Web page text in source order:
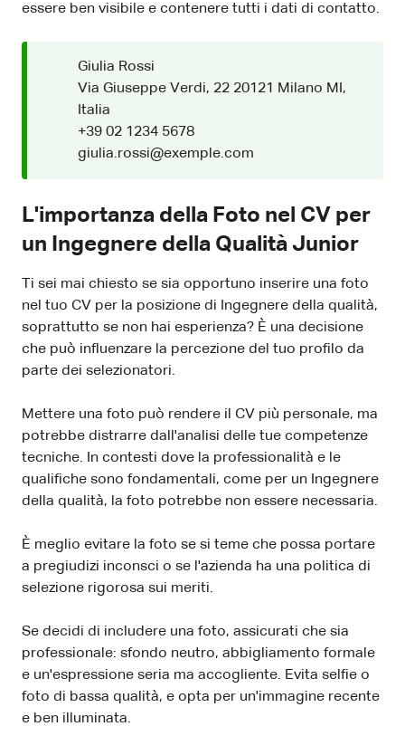
essere ben visibile e contenere tutti i dati di contatto.
Giulia Rossi
Via Giuseppe Verdi, 22 20121 Milano MI,
Italia
+39 02 1234 5678
giulia.rossi@exemple.com
L'importanza della Foto nel CV per
un Ingegnere della Qualità Junior
Ti sei mai chiesto se sia opportuno inserire una foto
nel tuo CV per la posizione di Ingegnere della qualità,
soprattutto se non hai esperienza? È una decisione
che può influenzare la percezione del tuo profilo da
parte dei selezionatori.
Mettere una foto può rendere il CV più personale, ma
potrebbe distrarre dall'analisi delle tue competenze
tecniche. In contesti dove la professionalità e le
qualifiche sono fondamentali, come per un Ingegnere
della qualità, la foto potrebbe non essere necessaria.
È meglio evitare la foto se si teme che possa portare
a pregiudizi inconsci o se l'azienda ha una politica di
selezione rigorosa sui meriti.
Se decidi di includere una foto, assicurati che sia
professionale: sfondo neutro, abbigliamento formale
e un'espressione seria ma accogliente. Evita selfie o
foto di bassa qualità, e opta per un'immagine recente
e ben illuminata.